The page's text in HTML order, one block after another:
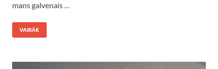
mans galvenais …
VAIRĀK